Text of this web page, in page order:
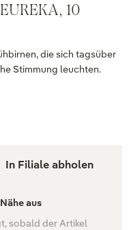
10
die sich tagsüber
Stimmung leuchten.
In Filiale abholen
aus
sobald der Artikel